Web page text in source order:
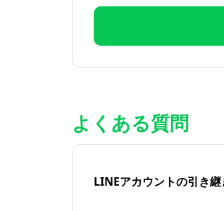
よくある質問
LINEアカウントの引き